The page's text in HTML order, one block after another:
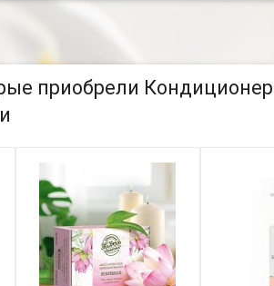
приобрели